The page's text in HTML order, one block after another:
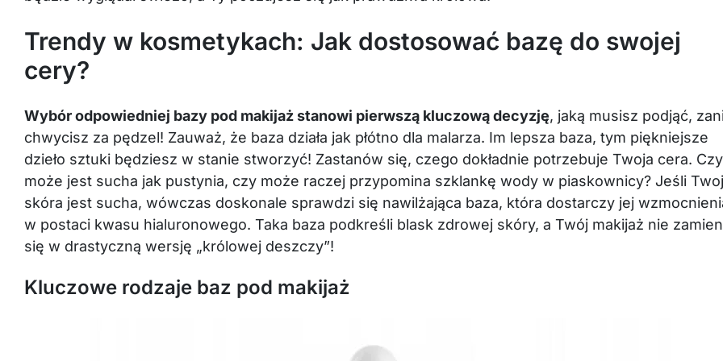
Trendy w kosmetykach: Jak dostosować bazę do swojej
cery?
Wybór odpowiedniej bazy pod makijaż stanowi pierwszą kluczową decyzję, jaką musisz podjąć,
chwycisz za pędzel! Zauważ, że baza działa jak płótno dla malarza. Im lepsza baza, tym piękniejsze
dzieło sztuki będziesz w stanie stworzyć! Zastanów się, czego dokładnie potrzebuje Twoja cera. Czy
może jest sucha jak pustynia, czy może raczej przypomina szklankę wody w piaskownicy? Jeśli
skóra jest sucha, wówczas doskonale sprawdzi się nawilżająca baza, która dostarczy jej
w postaci kwasu hialuronowego. Taka baza podkreśli blask zdrowej skóry, a Twój makijaż nie
się w drastyczną wersję „królowej deszczy”!
Kluczowe rodzaje baz pod makijaż